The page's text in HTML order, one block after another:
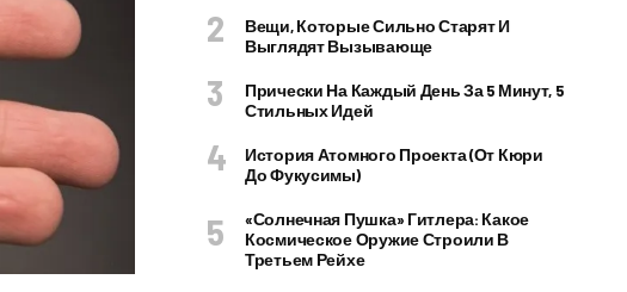
Вещи, Которые Сильно Старят И
Выглядят Вызывающе
Прически На Каждый День За 5 Минут, 5
Стильных Идей
История Атомного Проекта (от Кюри
До Фукусимы)
«Солнечная Пушка» Гитлера: Какое
Космическое Оружие Строили В
Третьем Рейхе